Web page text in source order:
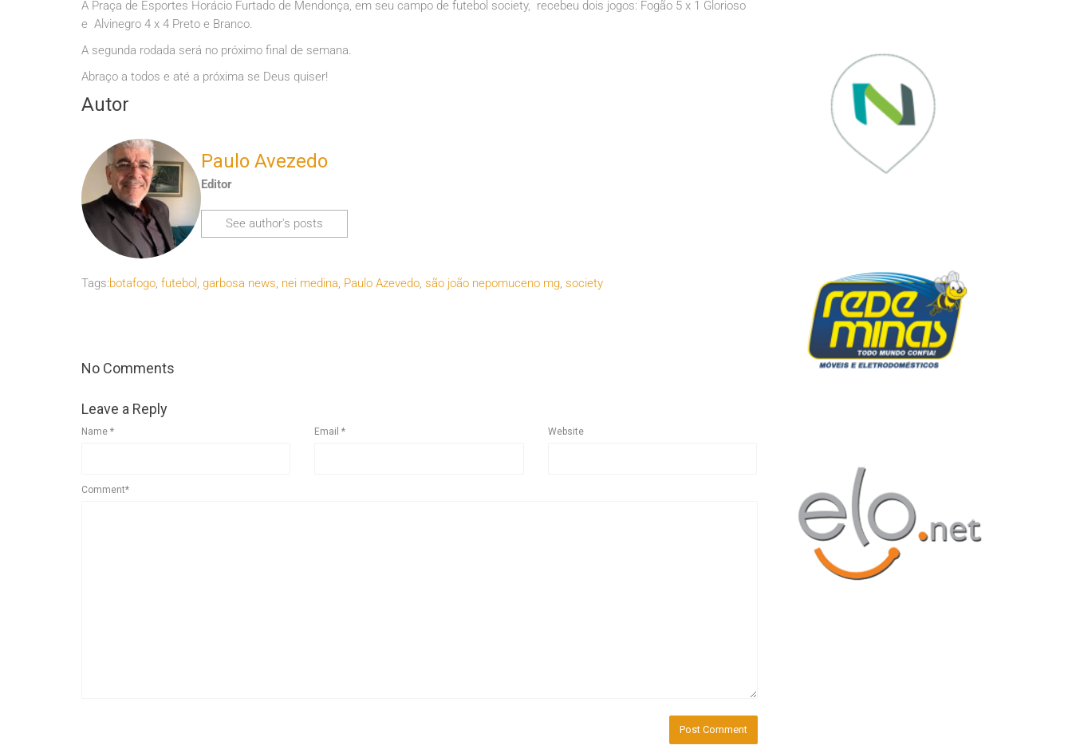
A Praça de Esportes Horácio Furtado de Mendonça, em seu campo de futebol society, recebeu dois jogos: Fogão 5 x 1 Glorioso
e Alvinegro 4 x 4 Preto e Branco.
A segunda rodada será no próximo final de semana.
Abraço a todos e até a próxima se Deus quiser!
Autor
Paulo Avezedo
Editor
See author's posts
Tags:botafogo, futebol , garbosa news, nei medina, Paulo Azevedo, são joão nepomuceno mg, society
No Comments
Leave a Reply
Name * Email* Website
Comment*